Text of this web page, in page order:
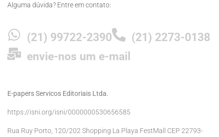
Alguma dúvida? Entre em contato:
(21) 99722-2390
(21) 2273-0138
envie-nos um e-mail
E-papers Servicos Editoriais Ltda.
https://isni.org/isni/0000000530656585
Rua Ruy Porto, 120/202 Shopping La Playa FestMall CEP 22793-